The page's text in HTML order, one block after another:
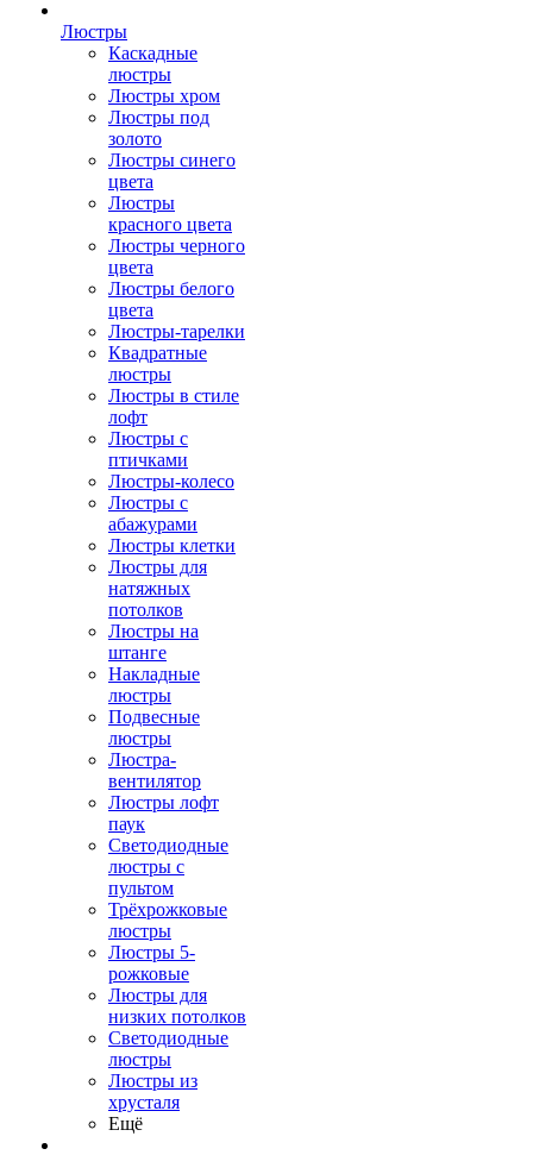
Люстры
Каскадные
люстры
Люстры хром
Люстры под
золото
Люстры синего
цвета
Люстры
красного цвета
Люстры черного
цвета
Люстры белого
цвета
Люстры-тарелки
Квадратные
люстры
Люстры в стиле
лофт
Люстры с
птичками
Люстры-колесо
Люстры с
абажурами
Люстры клетки
Люстры для
натяжных
потолков
Люстры на
штанге
Накладные
люстры
Подвесные
люстры
Люстра-
вентилятор
Люстры лофт
паук
Светодиодные
люстры с
пультом
Трёхрожковые
люстры
Люстры 5-
рожковые
Люстры для
низких потолков
Cветодиодные
люстры
Люстры из
хрусталя
Ещё